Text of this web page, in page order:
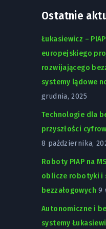
Ostatnie
Łukasiewicz –
europejskiego
rozwijającego
systemy lądowe
grudnia, 2025
Technologie dla
przyszłości
8 października,
Roboty PIAP na
oblicze robotyki i
bezzałogowych 9
Autonomiczne i
systemy